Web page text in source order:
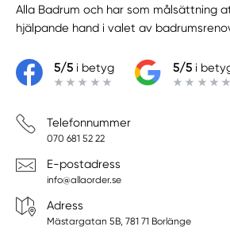
Alla Badrum och har som målsättning
hjälpande hand i valet av
5/5i betyg 5/5i
Telefonnummer
070 681 52 22
E-postadress
info@allaorder.se
Adress
Mästargatan 5B, 781 71 Borlänge